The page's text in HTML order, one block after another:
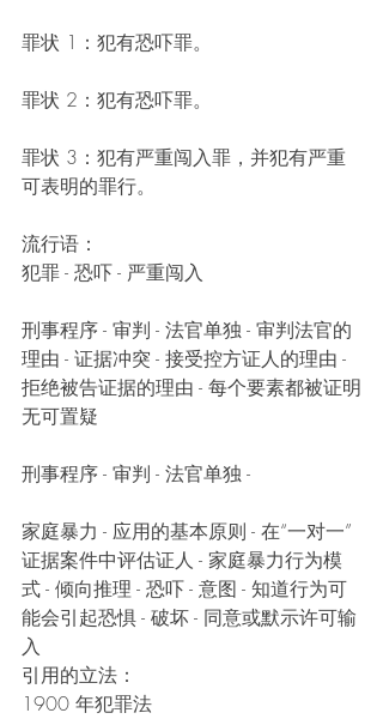
罪状 1：犯有恐吓罪。
罪状 2：犯有恐吓罪。
罪状 3：犯有严重闯入罪，并犯有严重
可表明的罪行。
流行语：
犯罪 - 恐吓 - 严重闯入
刑事程序 - 审判 - 法官单独 - 审判法官的
理由 - 证据冲突 - 接受控方证人的理由 -
拒绝被告证据的理由 - 每个要素都被证明
无可置疑
刑事程序 - 审判 - 法官单独 -
家庭暴力 - 应用的基本原则 - 在“一对一”
证据案件中评估证人 - 家庭暴力行为模
式 - 倾向推理 - 恐吓 - 意图 - 知道行为可
能会引起恐惧 - 破坏 - 同意或默示许可输
入
引用的立法：
1900 年犯罪法